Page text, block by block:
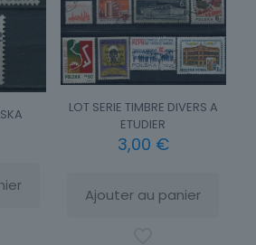
LOT SERIE TIMBRE DIVERS A
ETUDIER
3,00 €
Ajouter au panier